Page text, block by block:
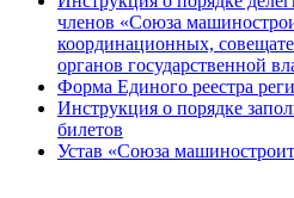
членов «Союза
координационных,
органов государственной
Форма Единого реестра
Инструкция о порядке
билетов
Устав «Союза